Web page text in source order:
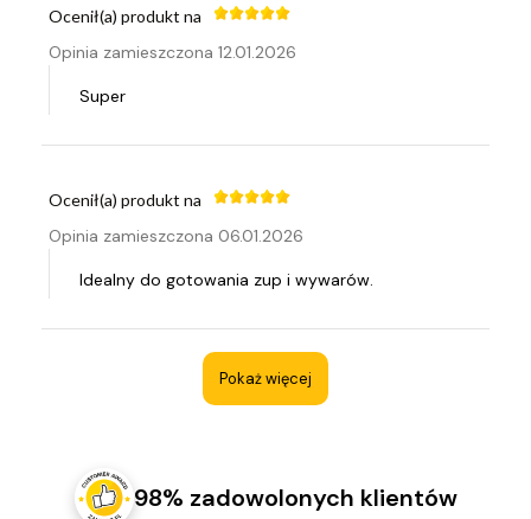
Ocenił(a) produkt na
Opinia zamieszczona 12.01.2026
Super
Ocenił(a) produkt na
Opinia zamieszczona 06.01.2026
Idealny do gotowania zup i wywarów.
Pokaż więcej
98% zadowolonych klientów